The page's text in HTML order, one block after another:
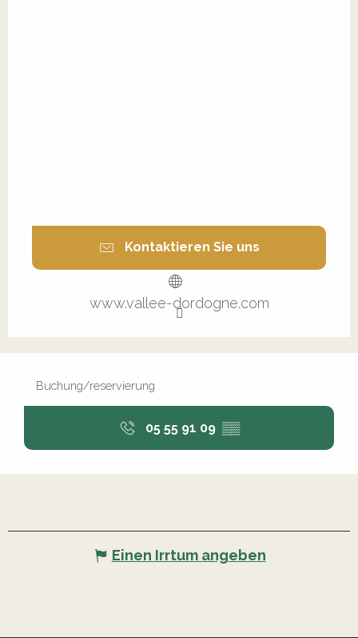
Kontaktieren Sie uns
www.vallee-dordogne.com
Buchung/reservierung
05 55 91 09 ▒▒
Einen Irrtum angeben